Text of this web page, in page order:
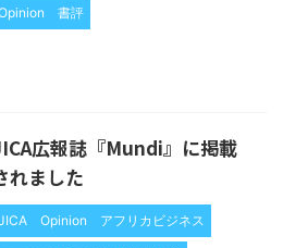
書評
広報誌『Mundi』に掲載
れました
Opinion アフリカビジネス